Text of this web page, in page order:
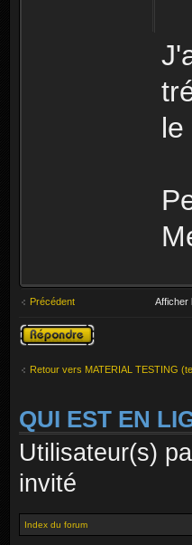
le
Précédent Afficher
Publier une
réponse
Retour vers MATERIAL TESTING
QUI EST EN
Utilisateur(s)
invité
Index du forum